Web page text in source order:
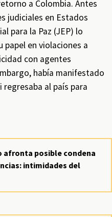
a Colombia. Antes
judiciales en Estados
para la Paz (JEP) lo
papel en violaciones a
con agentes
había manifestado
al país para
afronta posible condena
intimidades del